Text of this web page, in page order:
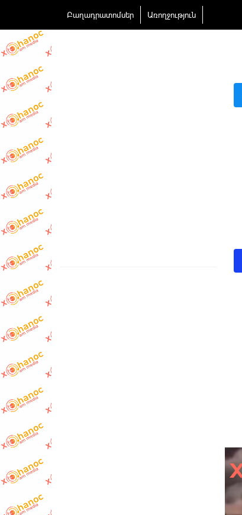
Բաղադրատոմսեր Առողջություն